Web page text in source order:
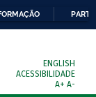
ENGLISH
ACESSIBILIDADE
A+ A-